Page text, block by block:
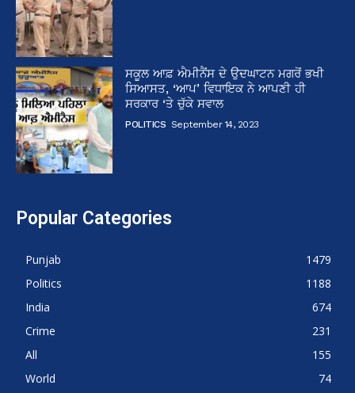
ਸਕੂਲ ਆਫ਼ ਐਮੀਨੈਂਸ ਦੇ ਉਦਘਾਟਨ ਮਗਰੋਂ ਭਖੀ
ਸਿਆਸਤ, ‘ਆਪ’ ਵਿਧਾਇਕ ਨੇ ਆਪਣੀ ਹੀ
ਸਰਕਾਰ ‘ਤੇ ਚੁੱਕੇ ਸਵਾਲ
POLITICS September 14, 2023
Popular Categories
Punjab
1479
Politics
1188
India
674
Crime
231
All
155
World
74